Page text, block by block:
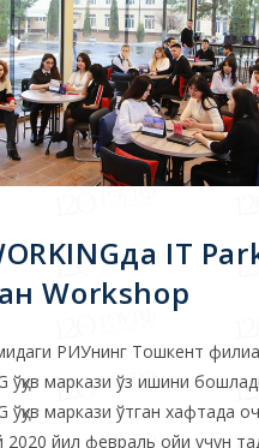
IT Park
Workshop
РИУнинг Тошкент
ўқув маркази ўтган хафтада
2020 йил февраль ойи учун
ва тасдиқлади.…